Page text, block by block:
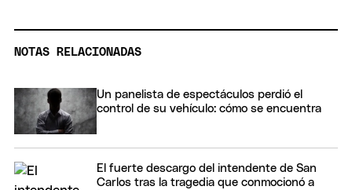
NOTAS RELACIONADAS
Un panelista de espectáculos perdió el
control de su vehículo: cómo se encuentra
El fuerte descargo del intendente de San
Carlos tras la tragedia que conmocionó a